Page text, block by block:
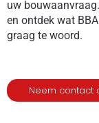
uw
en ontdek wat
graag te woord.
Neem contact